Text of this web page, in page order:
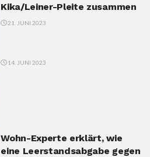
Kika/Leiner-Pleite zusammen
21. JUNI 2023
14. JUNI 2023
Wohn-Experte erklärt, wie
eine Leerstandsabgabe gegen